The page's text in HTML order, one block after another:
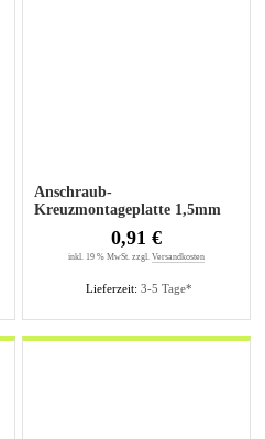
Anschraub-
Kreuzmontageplatte 1,5mm
Lieferzeit: 3-5 Tage*
0,91 €
inkl. 19 % MwSt. zzgl. Versandkosten